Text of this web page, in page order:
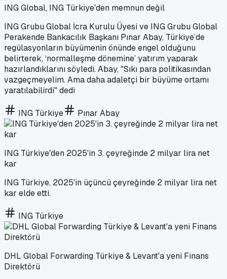
ING Global, ING Türkiye'den memnun değil
ING Grubu Global İcra Kurulu Üyesi ve ING Grubu Global
Perakende Bankacılık Başkanı Pınar Abay, Türkiye’de
regülasyonların büyümenin önünde engel olduğunu
belirterek, ‘normalleşme dönemine’ yatırım yaparak
hazırlandıklarını söyledi. Abay, "Sıkı para politikasından
vazgeçmeyelim. Ama daha adaletçi bir büyüme ortamı
yaratılabilirdi" dedi
ING Türkiye Pınar Abay
ING Türkiye'den 2025'in 3. çeyreğinde 2 milyar lira net
kar
ING Türkiye, 2025'in üçüncü çeyreğinde 2 milyar lira net
kar elde etti.
ING Türkiye
DHL Global Forwarding Türkiye & Levant'a yeni Finans
Direktörü